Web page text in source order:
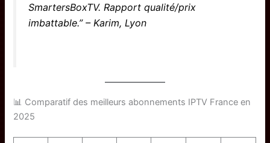
SmartersBoxTV. Rapport qualité/prix
imbattable.” – Karim, Lyon
📊 Comparatif des meilleurs abonnements IPTV France en
2025